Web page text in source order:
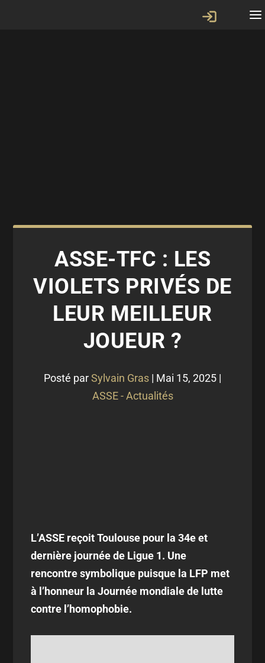
ASSE-TFC : LES
VIOLETS PRIVÉS DE
LEUR MEILLEUR
JOUEUR ?
Posté parSylvain Gras | Mai 15, 2025 |
ASSE - Actualités
L’ASSE reçoit Toulouse pour la 34e et
dernière journée de Ligue 1. Une
rencontre symbolique puisque la LFP met
à l’honneur la Journée mondiale de lutte
contre l’homophobie.